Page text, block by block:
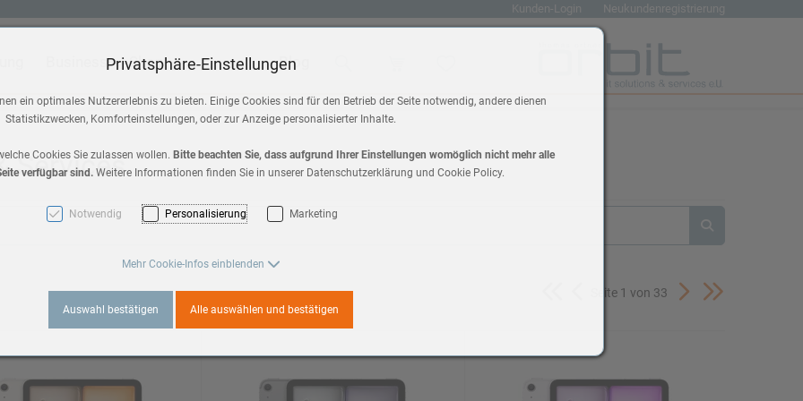
Kunden-Login Neukundenregistrierung
Business Shop
2
Max 2
Blog
Services
Seite 1 von 33
Privatsphäre-Einstellungen
ein optimales Nutzererlebnis zu bieten. Einige Cookies sind für den Betrieb der Seite notwendig, andere dienen
Statistikzwecken, Komforteinstellungen, oder zur Anzeige personalisierter Inhalte.
Cookies Sie zulassen wollen. Bitte beachten Sie, dass aufgrund Ihrer Einstellungen womöglich nicht mehr alle
verfügbar sind. Weitere Informationen finden Sie in unserer Datenschutzerklärung und Cookie Policy.
Notwendig Personalisierung Marketing
Mehr Cookie-Infos einblenden
Auswahl bestätigen Alle auswählen und bestätigen